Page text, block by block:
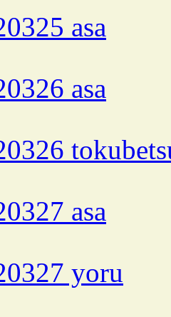
asa
asa
asa
yoru